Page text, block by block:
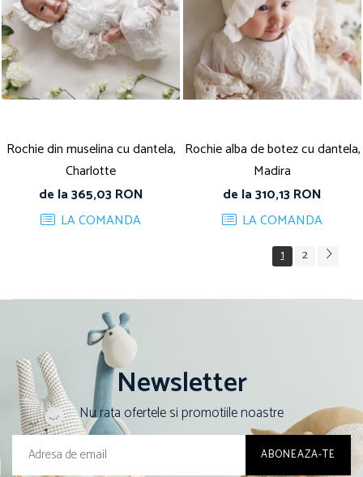
Rochie din muselina cu dantela,
Charlotte
de la 365,03 RON
LA COMANDA
Rochie alba de botez cu dantela,
Madira
de la 310,13 RON
LA COMANDA
1 2
Newsletter
Nu rata ofertele si promotiile noastre